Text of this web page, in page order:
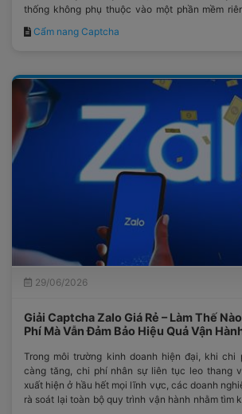
thống không phụ thuộc vào một phần mềm
hành.
Cẩm nang Captcha
29/06/2026
Giải Captcha Zalo Giá Rẻ – Làm Thế
Phí Mà Vẫn Đảm Bảo Hiệu Quả Vận
Trong môi trường kinh doanh hiện đại, khi chi
càng tăng, chi phí nhân sự liên tục leo thang
xuất hiện ở hầu hết mọi lĩnh vực, các doanh
rà soát lại toàn bộ quy trình vận hành nhằm tìm